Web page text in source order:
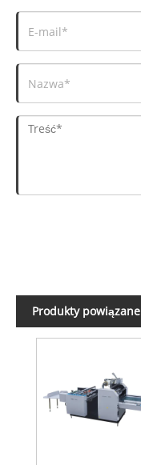
Produkty powiązane